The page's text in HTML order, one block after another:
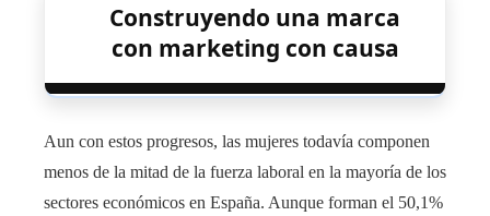
Construyendo una marca
con marketing con causa
Aun con estos progresos, las mujeres todavía componen
menos de la mitad de la fuerza laboral en la mayoría de los
sectores económicos en España. Aunque forman el 50,1%